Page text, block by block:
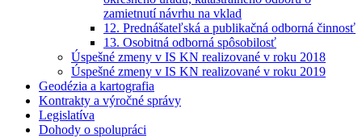
zamietnutí návrhu na vklad
12. Prednášateľská a publikačná odborná činnosť
13. Osobitná odborná spôsobilosť
Úspešné zmeny v IS KN realizované v roku 2018
Úspešné zmeny v IS KN realizované v roku 2019
Geodézia a kartografia
Kontrakty a výročné správy
Legislatíva
Dohody o spolupráci